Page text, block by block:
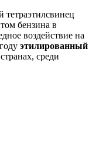
тетраэтилсвинец
бензина в
воздействие на
этилированный
среди